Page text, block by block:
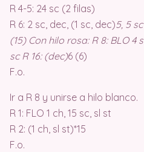
R 4-5: 24 sc (2 filas)
R 6: 2 sc, dec, (1 sc, dec)5, 5
(15) Con hilo rosa: R 8: BLO 4
sc R 16: (dec)6 (6)
F.o.
Ir a R 8 y unirse a hilo blanco.
R 1: FLO 1 ch, 15 sc, sl st
R 2: (1 ch, sl st)*15
F.o.